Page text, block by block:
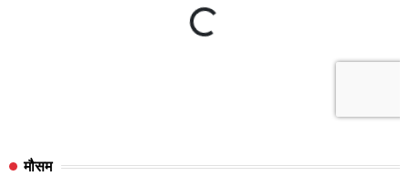
मौसम